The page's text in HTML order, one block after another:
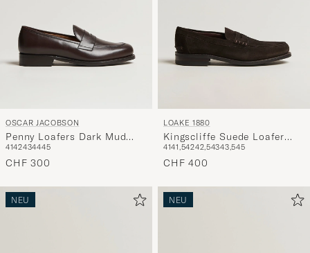
OSCAR JACOBSON
Penny Loafers Dark Mud
Brown
4142434445
CHF 300
LOAKE 1880
Kingscliffe Suede Loafer
Dark Brown
4141,54242,54343,545
CHF 400
NEU NEU